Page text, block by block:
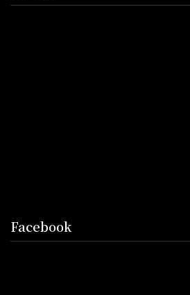
Facebook